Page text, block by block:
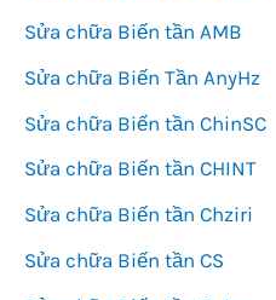
Sửa chữa Biến tần AMB
Sửa chữa Biến Tần AnyHz
Sửa chữa Biến tần ChinSC
Sửa chữa Biến tần CHINT
Sửa chữa Biến tần Chziri
Sửa chữa Biến tần CS